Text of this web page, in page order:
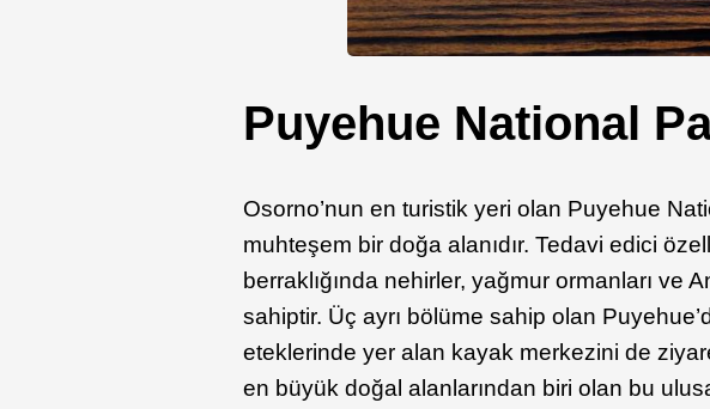
Puyehue National
Osorno’nun en turistik yeri olan Puyehue
muhteşem bir doğa alanıdır. Tedavi edici
berraklığında nehirler, yağmur ormanları ve
sahiptir. Üç ayrı bölüme sahip olan
eteklerinde yer alan kayak merkezini de
en büyük doğal alanlarından biri olan bu